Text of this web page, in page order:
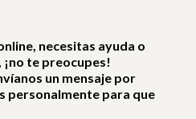
necesitas ayuda o
te preocupes!
un mensaje por
personalmente para que